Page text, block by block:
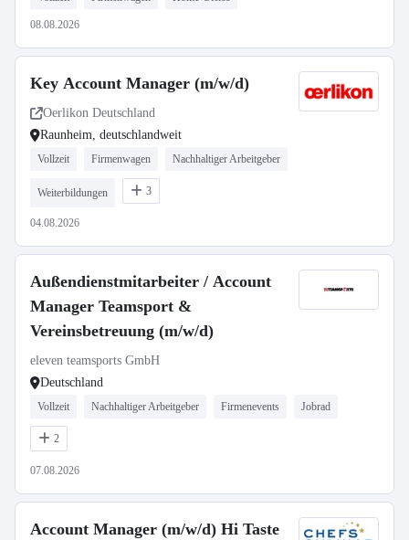
08.08.2026
Key Account Manager (m/w/d)
Oerlikon Deutschland
Raunheim, deutschlandweit
Vollzeit Firmenwagen Nachhaltiger Arbeitgeber
Weiterbildungen 3
04.08.2026
Außendienstmitarbeiter / Account
Manager Teamsport &
Vereinsbetreuung (m/w/d)
eleven teamsports GmbH
Deutschland
Vollzeit Nachhaltiger Arbeitgeber Firmenevents Jobrad
2
07.08.2026
Account Manager (m/w/d) Hi Taste